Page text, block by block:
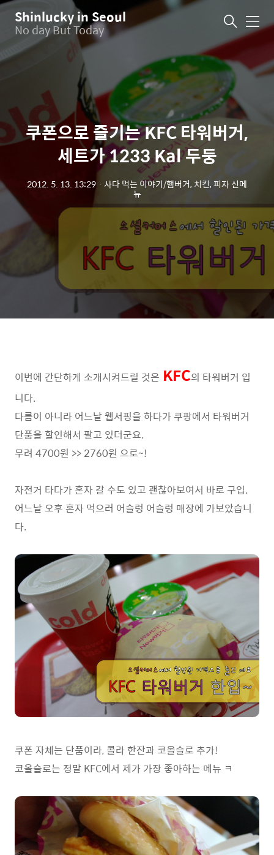
Shinlucky in Seoul
No day But Today 메
뉴
쿠폰으로 즐기는 KFC 타워버거,
세트가 1233 Kal 두둥
2012. 5. 13. 13:29 ㆍ 사다 먹는 이야기/햄버거, 치킨, 피자 신메
뉴
이번에 간단하게 소개시켜드릴 것은 KFC의 타워버거 입
니다.
다름이 아니라 어느날 웹서핑을 하다가 쿠팡에서 타워버거
단품을 할인해서 팔고 있더군요.
무려 4700원 >> 2760원 으로~!
자전거 타다가 혼자 갈 수도 있고 괜찮아보여서 바로 구입.
어느날 오후 혼자 먹으러 어슬렁 어슬렁 매장에 가보았습니
다.
쿠폰 자체는 단품이라, 콜라 한잔과 코올슬로 추가!
코올슬로는 정말 KFC에서 제가 가장 좋아하는 메뉴 ㅋ